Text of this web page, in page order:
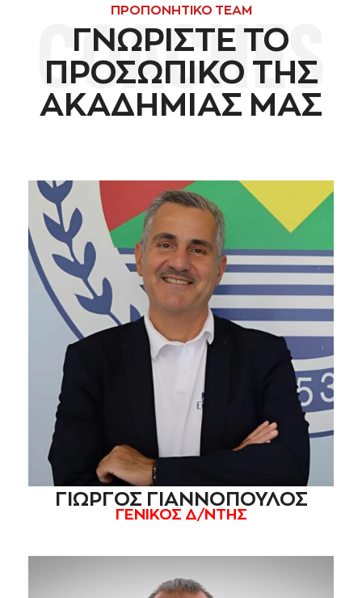
ΠΡΟΠΟΝΗΤΙΚΟ TEAM
ΓΝΩΡΙΣΤΕ ΤΟ
ΠΡΟΣΩΠΙΚΟ ΤΗΣ
ΑΚΑΔΗΜΙΑΣ ΜΑΣ
COACHES
ΓΙΩΡΓΟΣ ΓΙΑΝΝΟΠΟΥΛΟΣ
ΓΕΝΙΚΟΣ Δ/ΝΤΗΣ